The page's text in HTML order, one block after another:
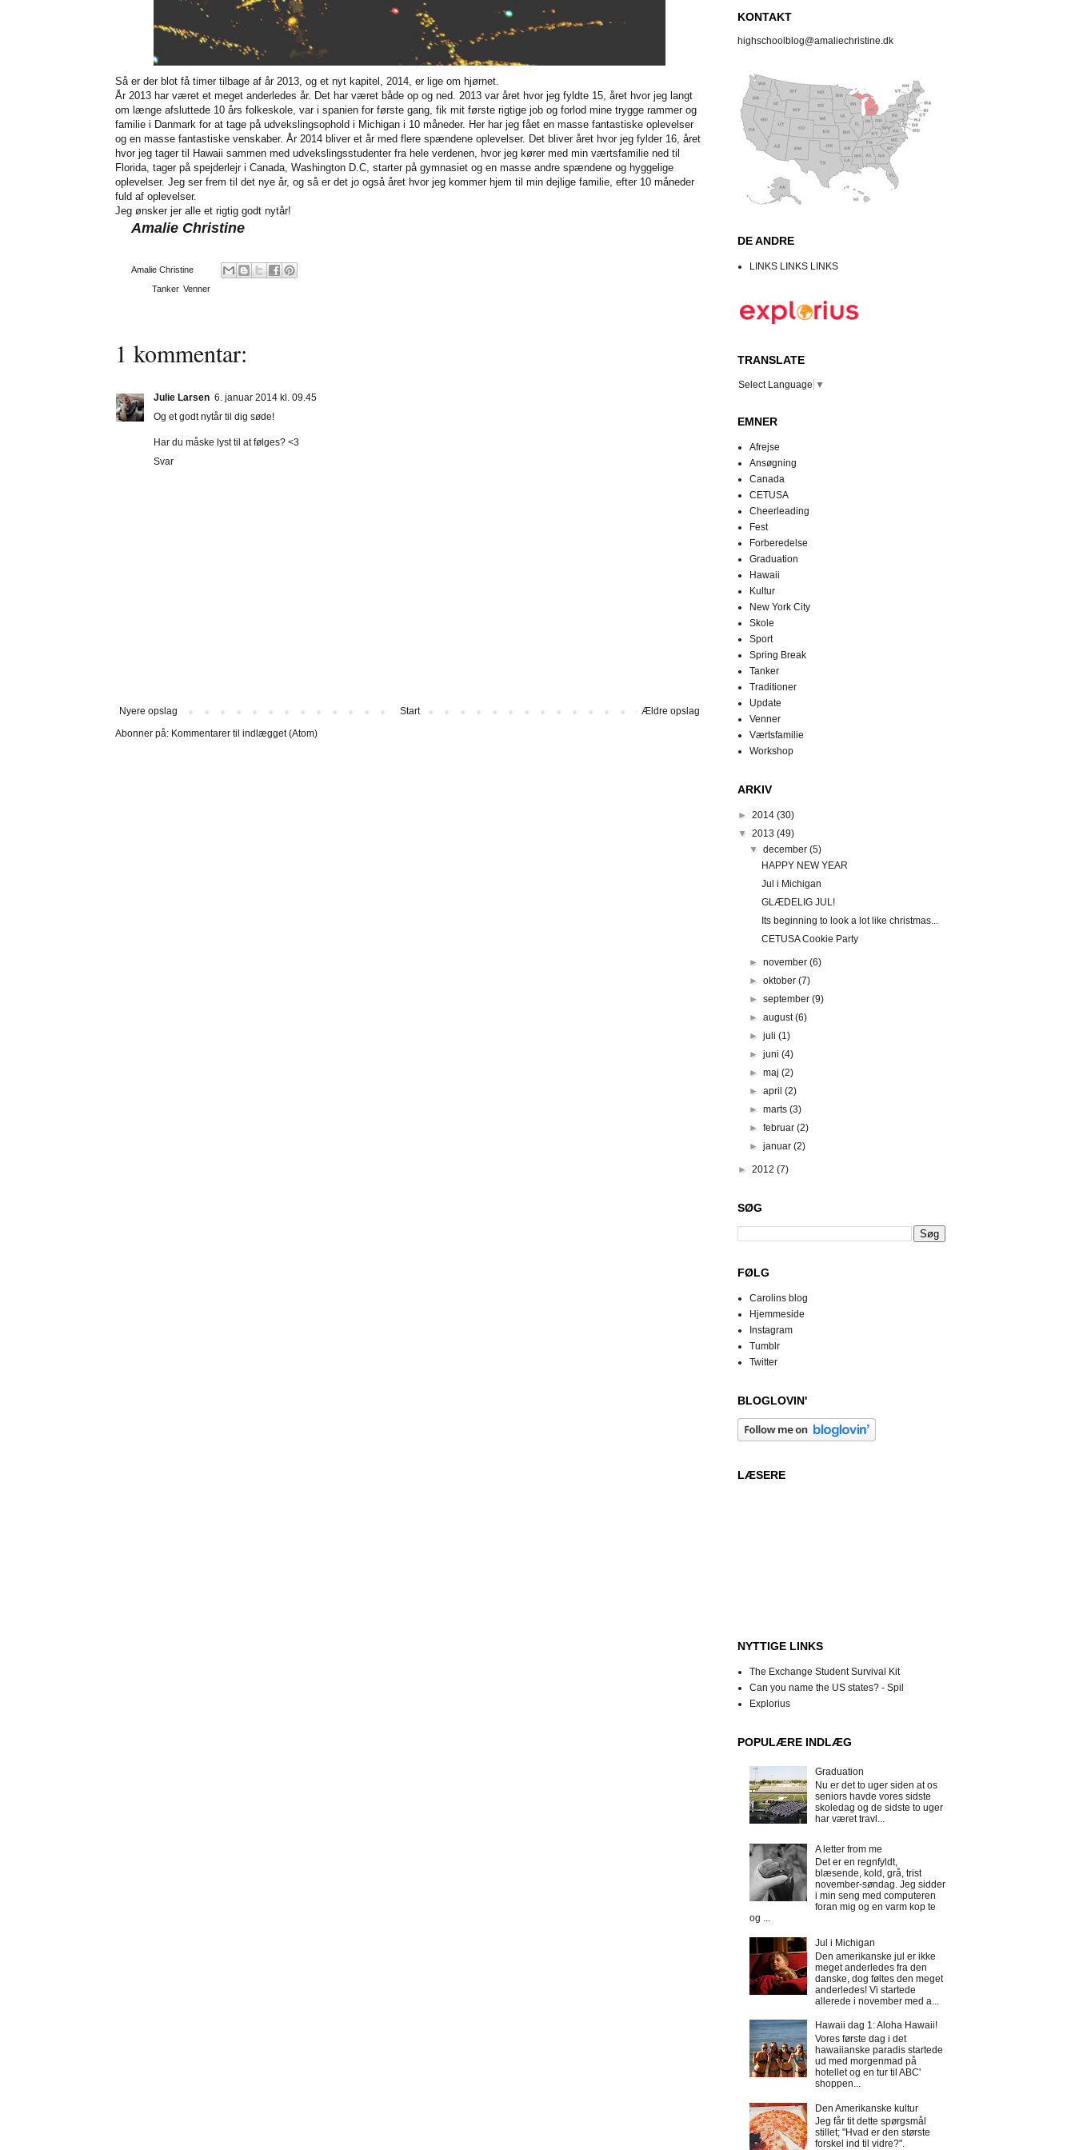
Så er der blot få timer tilbage af år 2013, og et nyt kapitel, 2014, er lige om hjørnet.
År 2013 har været et meget anderledes år. Det har været både op og ned. 2013 var året hvor jeg fyldte 15, året hvor jeg langt
om længe afsluttede 10 års folkeskole, var i spanien for første gang, fik mit første rigtige job og forlod mine trygge rammer og
familie i Danmark for at tage på udvekslingsophold i Michigan i 10 måneder. Her har jeg fået en masse fantastiske oplevelser
og en masse fantastiske venskaber. År 2014 bliver et år med flere spændene oplevelser. Det bliver året hvor jeg fylder 16, året
hvor jeg tager til Hawaii sammen med udvekslingsstudenter fra hele verdenen, hvor jeg kører med min værtsfamilie ned til
Florida, tager på spejderlejr i Canada, Washington D.C, starter på gymnasiet og en masse andre spændene og hyggelige
oplevelser. Jeg ser frem til det nye år, og så er det jo også året hvor jeg kommer hjem til min dejlige familie, efter 10 måneder
fuld af oplevelser.
Jeg ønsker jer alle et rigtig godt nytår!
Amalie Christine
Amalie Christine
Tanker, Venner
1 kommentar:
Julie Larsen 6. januar 2014 kl. 09.45
Og et godt nytår til dig søde!
Har du måske lyst til at følges? <3
Svar
Nyere opslag Ældre opslag
Start
Abonner på: Kommentarer til indlægget (Atom)
KONTAKT
highschoolblog@amaliechristine.dk
DE ANDRE
LINKS LINKS LINKS
TRANSLATE
Select Language ▼
EMNER
Afrejse
Ansøgning
Canada
CETUSA
Cheerleading
Fest
Forberedelse
Graduation
Hawaii
Kultur
New York City
Skole
Sport
Spring Break
Tanker
Traditioner
Update
Venner
Værtsfamilie
Workshop
ARKIV
► 2014 (30)
▼ 2013 (49)
▼december(5)
HAPPY NEW YEAR
Jul i Michigan
GLÆDELIG JUL!
Its beginning to look a lot like christmas...
CETUSA Cookie Party
►november(6)
►oktober(7)
►september(9)
►august(6)
►juli(1)
►juni(4)
►maj(2)
►april(2)
►marts(3)
►februar(2)
►januar(2)
► 2012 (7)
SØG
FØLG
Carolins blog
Hjemmeside
Instagram
Tumblr
Twitter
BLOGLOVIN'
LÆSERE
NYTTIGE LINKS
The Exchange Student Survival Kit
Can you name the US states? - Spil
Explorius
POPULÆRE INDLÆG
Graduation
Nu er det to uger siden at os
seniors havde vores sidste
skoledag og de sidste to uger
har været travl...
A letter from me
Det er en regnfyldt,
blæsende, kold, grå, trist
november-søndag. Jeg sidder
i min seng med computeren
foran mig og en varm kop te
og ...
Jul i Michigan
Den amerikanske jul er ikke
meget anderledes fra den
danske, dog føltes den meget
anderledes! Vi startede
allerede i november med a...
Hawaii dag 1: Aloha Hawaii!
Vores første dag i det
hawaiianske paradis startede
ud med morgenmad på
hotellet og en tur til ABC'
shoppen...
Den Amerikanske kultur
Jeg får tit dette spørgsmål
stillet; "Hvad er den største
forskel ind til vidre?".